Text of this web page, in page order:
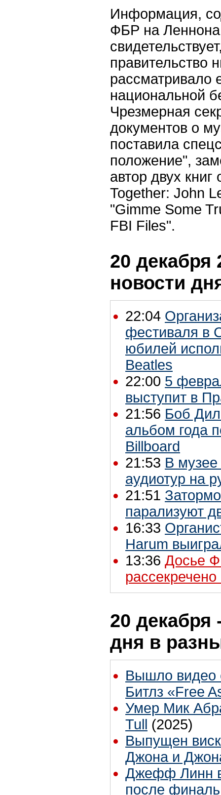
Информация,
ФБР на
правительство
рассматривало
национальной
Чрезмерная
документов о
поставила
положение",
автор двух
Together: John
"Gimme Some
FBI Files".
20 декабря
новости
22:04
фестиваля в
юбилей
Beatles
22:00 5
выступит в
21:56 Боб
альбом года
Billboard
21:53 В
аудиотур на
21:51
парализуют
16:33
Harum
13:36 Досье
20 декабря
дня в
Вышло видео
Битлз «Free
Умер Мик
Tull (2025)
Выпущен
Джона и
Джефф Линн
после